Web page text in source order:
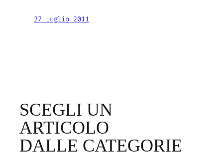
27 Luglio 2011
SCEGLI UN
ARTICOLO
DALLE CATEGORIE